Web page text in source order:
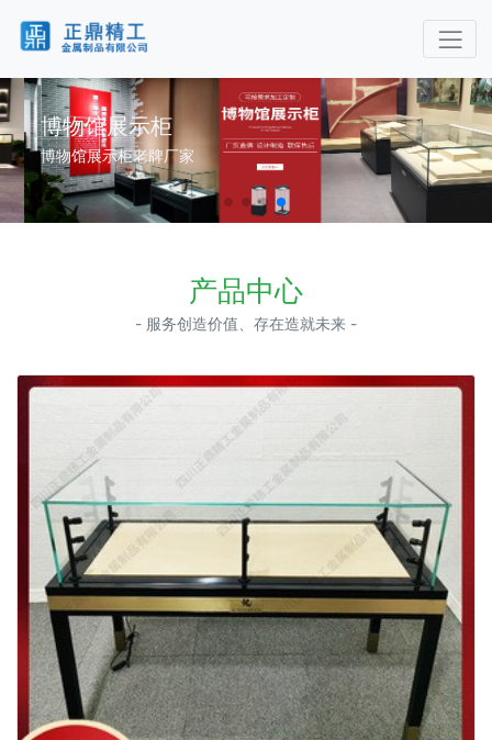
博物馆展示柜
博物馆展示柜老牌厂家
产品中心
- 服务创造价值、存在造就未来 -